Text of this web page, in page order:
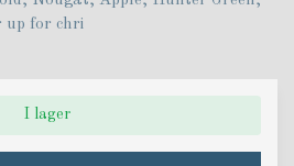
up for chri
I lager